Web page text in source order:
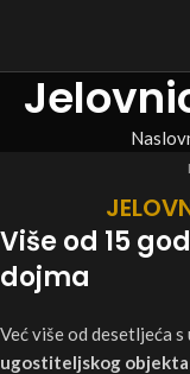
Više od 15
dojma
Već više od desetljeća
ugostiteljskog objekta